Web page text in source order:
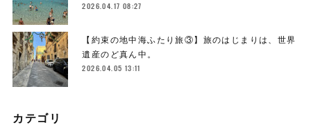
2026.04.17 08:27
【約束の地中海ふたり旅③】旅のはじまりは、世界
遺産のど真ん中。
2026.04.05 13:11
カテゴリ